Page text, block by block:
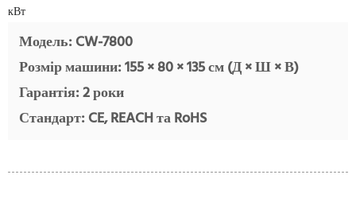
Модель: CW-7800
Розмір машини: 155 × 80 × 135 см (Д × Ш × В)
Гарантія: 2 роки
Стандарт: CE, REACH та RoHS